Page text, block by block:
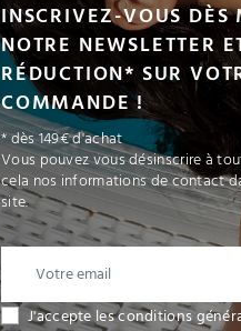
INSCRIVEZ-VOUS DÈS
NOTRE NEWSLETTER
RÉDUCTION* SUR
COMMANDE !
* dès 149€ d'achat
Vous pouvez vous désinscrire à
cela nos informations de contact
site.
J'accepte les conditions